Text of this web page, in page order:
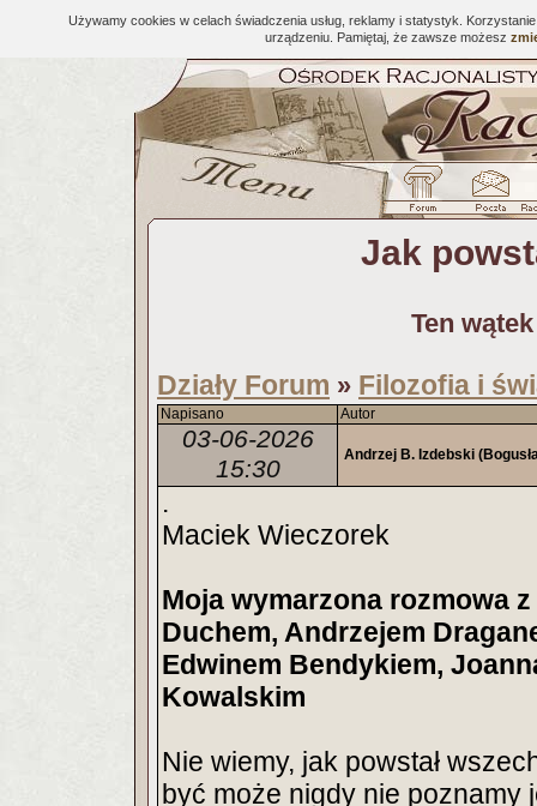
Używamy cookies w celach świadczenia usług, reklamy i statystyk.
urządzeniu. Pamiętaj, że zawsze możesz
Jak
Ten
Działy Forum » Filozofia i
Napisano Autor
03-06-2026
15:30
Andrzej B. Izdebski
.
Maciek Wieczorek
Moja wymarzona rozmowa
Duchem, Andrzejem
Edwinem Bendykiem,
Kowalskim
Nie wiemy, jak powstał
być może nigdy nie poznamy